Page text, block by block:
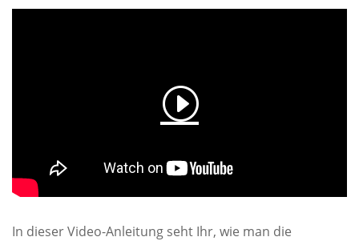
In dieser Video-Anleitung seht Ihr, wie man die